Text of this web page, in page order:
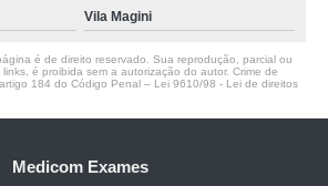
Vila Magini
é de direito reservado. Sua reprodução, parcial ou
é proibida sem a autorização do autor. Crime de
184 do Código Penal – Lei 9610/98 - Lei de direitos
Medicom Exames